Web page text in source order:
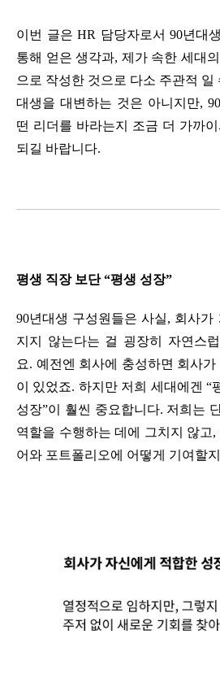
이번 글은 HR 담당자로서 90년대
통해 얻은 생각과, 제가 속한 세대
으로 작성한 것으로 다소 주관적 일
대생을 대변하는 것은 아니지만,
떤 리더를 바라는지 조금 더 가까
되길 바랍니다.
평생 직장 보단 “평생 성장”
90년대생 구성원들은 사실, 회사가
지지 않는다는 걸 굉장히 자연스
요. 예전엔 회사에 충성하면 회사
이 있었죠. 하지만 저희 세대에겐 “
성장”이 훨씬 중요합니다. 저희는
역할을 수행하는 데에 그치지 않고,
어와 포트폴리오에 어떻게 기여할